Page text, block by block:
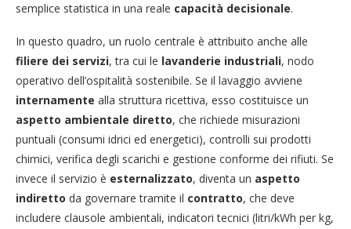
semplice statistica in una reale capacità decisionale.
In questo quadro, un ruolo centrale è attribuito anche alle
filiere dei servizi, tra cui le lavanderie industriali, nodo
operativo dell’ospitalità sostenibile. Se il lavaggio avviene
internamente alla struttura ricettiva, esso costituisce un
aspetto ambientale diretto, che richiede misurazioni
puntuali (consumi idrici ed energetici), controlli sui prodotti
chimici, verifica degli scarichi e gestione conforme dei rifiuti. Se
invece il servizio è esternalizzato, diventa un aspetto
indiretto da governare tramite il contratto, che deve
includere clausole ambientali, indicatori tecnici (litri/kWh per kg,